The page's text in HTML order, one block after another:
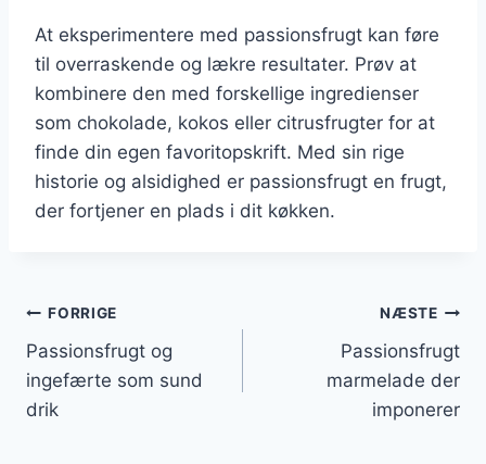
At eksperimentere med passionsfrugt kan føre
til overraskende og lækre resultater. Prøv at
kombinere den med forskellige ingredienser
som chokolade, kokos eller citrusfrugter for at
finde din egen favoritopskrift. Med sin rige
historie og alsidighed er passionsfrugt en frugt,
der fortjener en plads i dit køkken.
Indlægsnavigation
FORRIGE
Passionsfrugt og
ingefærte som sund
drik
NÆSTE
Passionsfrugt
marmelade der
imponerer